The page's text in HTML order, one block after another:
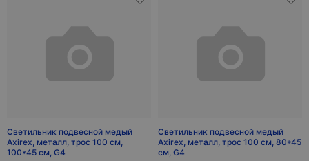
Светильник подвесной медый
Axirex, металл, трос 100 см,
100*45 см, G4
Светильник подвесной медый
Axirex, металл, трос 100 см, 80*45
см, G4